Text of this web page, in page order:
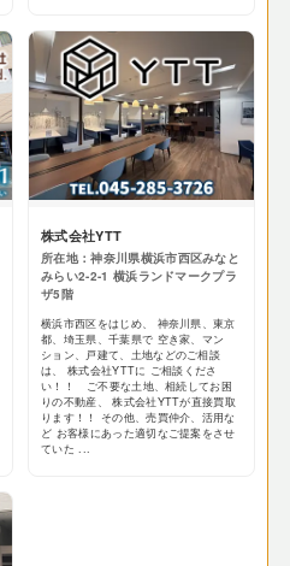
株式会社YTT
所在地：神奈川県横浜市西区みなと
みらい2-2-1 横浜ランドマークプラ
ザ5階
横浜市西区をはじめ、 神奈川県、東京
都、埼玉県、千葉県で 空き家、マン
ション、戸建て、土地などのご相談
は、 株式会社YTTに ご相談くださ
い！！ ご不要な土地、相続してお困
りの不動産、 株式会社YTTが直接買取
ります！！ その他、売買仲介、活用な
ど お客様にあった適切なご提案をさせ
ていた ...